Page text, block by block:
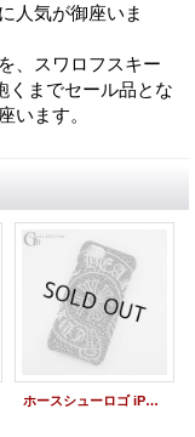
人気が御座いま
、スワロフスキー
までセール品とな
います。
ホースシューロゴ iPhoneケース スワロフスキー